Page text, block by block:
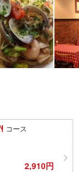
コース
2,910円